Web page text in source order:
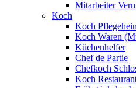
Mitarbeiter
Koch
Koch
Koch Waren
Küchenhelfer
Chef de Partie
Chefkoch
Koch